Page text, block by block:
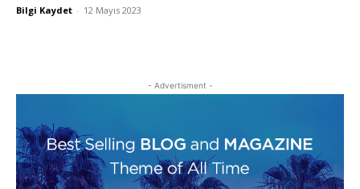
Bilgi Kaydet - 12 Mayıs 2023
- Advertisment -